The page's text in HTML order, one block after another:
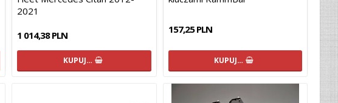
2021
1 014,38 PLN
KUPUJ…
157,25 PLN
KUPUJ…